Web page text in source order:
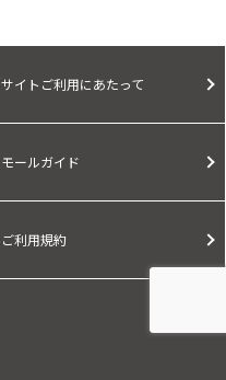
サイトご利用にあたって
モールガイド
ご利用規約